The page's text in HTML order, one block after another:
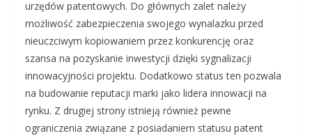
urzędów patentowych. Do głównych zalet należy
możliwość zabezpieczenia swojego wynalazku przed
nieuczciwym kopiowaniem przez konkurencję oraz
szansa na pozyskanie inwestycji dzięki sygnalizacji
innowacyjności projektu. Dodatkowo status ten pozwala
na budowanie reputacji marki jako lidera innowacji na
rynku. Z drugiej strony istnieją również pewne
ograniczenia związane z posiadaniem statusu patent